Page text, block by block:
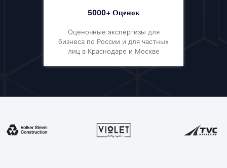
5000+ Оценок
Оценочные экспертизы для
бизнеса по России и для частных
лиц в Краснодаре и Москве